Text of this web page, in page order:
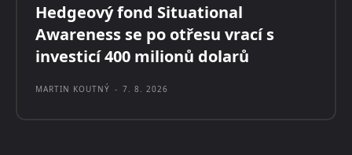
Hedgeový fond Situational
Awareness se po otřesu vrací s
investicí 400 milionů dolarů
MARTIN KOUTNÝ - 7. 8. 2026